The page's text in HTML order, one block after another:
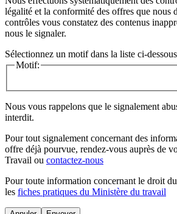
légalité et la conformité des offres que nous
contrôles vous constatez des contenus
nous le signaler.
Sélectionnez un motif dans la liste ci-
Motif:
Nous vous rappelons que le signalement
interdit.
Pour tout signalement concernant des
offre déjà pourvue, rendez-vous auprès de
Travail ou contactez-nous
Pour toute information concernant le droit
les fiches pratiques du Ministère du travail